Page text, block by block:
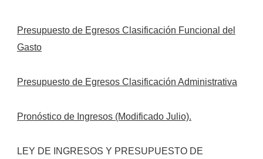
Presupuesto de Egresos Clasificación Funcional del
Gasto
Presupuesto de Egresos Clasificación Administrativa
Pronóstico de Ingresos (Modificado Julio).
LEY DE INGRESOS Y PRESUPUESTO DE